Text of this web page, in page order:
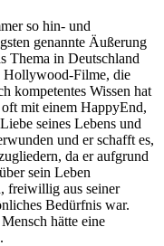
so hin- und
genannte Äußerung
Thema in Deutschland
Hollywood-Filme, die
kompetentes Wissen hat
mit einem HappyEnd,
seines Lebens und
und er schafft es,
da er aufgrund
sein Leben
freiwillig aus seiner
Bedürfnis war.
hätte eine